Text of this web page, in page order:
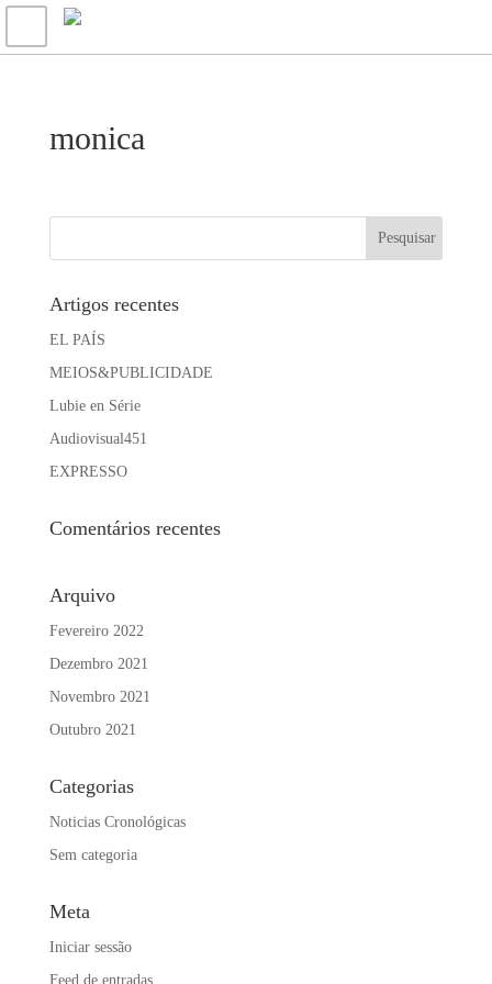
monica
Artigos recentes
EL PAÍS
MEIOS&PUBLICIDADE
Lubie en Série
Audiovisual451
EXPRESSO
Comentários recentes
Arquivo
Fevereiro 2022
Dezembro 2021
Novembro 2021
Outubro 2021
Categorias
Noticias Cronológicas
Sem categoria
Meta
Iniciar sessão
Feed de entradas